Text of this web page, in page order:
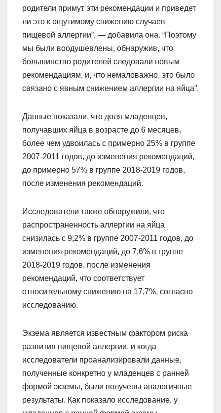
родители примут эти рекомендации и приведет
ли это к ощутимому снижению случаев
пищевой аллергии”, — добавила она. “Поэтому
мы были воодушевлены, обнаружив, что
большинство родителей следовали новым
рекомендациям, и, что немаловажно, это было
связано с явным снижением аллергии на яйца”.
Данные показали, что доля младенцев,
получавших яйца в возрасте до 6 месяцев,
более чем удвоилась с примерно 25% в группе
2007-2011 годов, до изменения рекомендаций,
до примерно 57% в группе 2018-2019 годов,
после изменения рекомендаций.
Исследователи также обнаружили, что
распространенность аллергии на яйца
снизилась с 9,2% в группе 2007-2011 годов, до
изменения рекомендаций, до 7,6% в группе
2018-2019 годов, после изменения
рекомендаций, что соответствует
относительному снижению на 17,7%, согласно
исследованию.
Экзема является известным фактором риска
развития пищевой аллергии, и когда
исследователи проанализировали данные,
полученные конкретно у младенцев с ранней
формой экземы, были получены аналогичные
результаты. Как показало исследование, у